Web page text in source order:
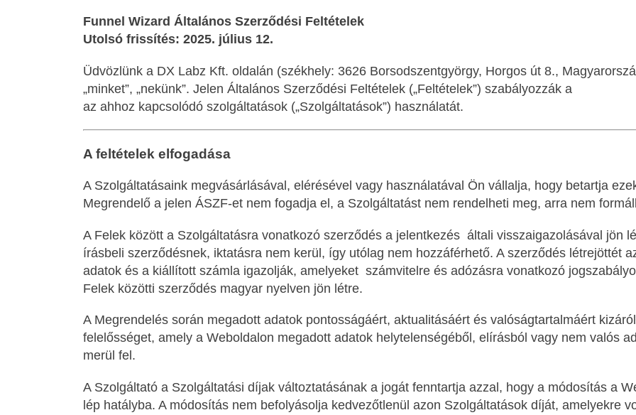
Funnel Wizard Általános Szerződési Feltételek
Utolsó frissítés: 2025. július 12.
Üdvözlünk a DX Labz Kft. oldalán (székhely: 3626 Borsodszentgyörgy, Horgos út 8.,
„minket”, „nekünk”. Jelen Általános Szerződési Feltételek („Feltételek”) szabályozzák a
az ahhoz kapcsolódó szolgáltatások („Szolgáltatások”) használatát.
A feltételek elfogadása
A Szolgáltatásaink megvásárlásával, elérésével vagy használatával Ön vállalja, hogy betartja
Megrendelő a jelen ÁSZF-et nem fogadja el, a Szolgáltatást nem rendelheti meg, arra nem
A Felek között a Szolgáltatásra vonatkozó szerződés a jelentkezés általi visszaigazolásával jön
írásbeli szerződésnek, iktatásra nem kerül, így utólag nem hozzáférhető. A szerződés létrejöttét
adatok és a kiállított számla igazolják, amelyeket számvitelre és adózásra vonatkozó
Felek közötti szerződés magyar nyelven jön létre.
A Megrendelés során megadott adatok pontosságáért, aktualitásáért és valóságtartalmáért
felelősséget, amely a Weboldalon megadott adatok helytelenségéből, elírásból vagy nem valós
merül fel.
A Szolgáltató a Szolgáltatási díjak változtatásának a jogát fenntartja azzal, hogy a módosítás a
lép hatályba. A módosítás nem befolyásolja kedvezőtlenül azon Szolgáltatások díját, amelyekre